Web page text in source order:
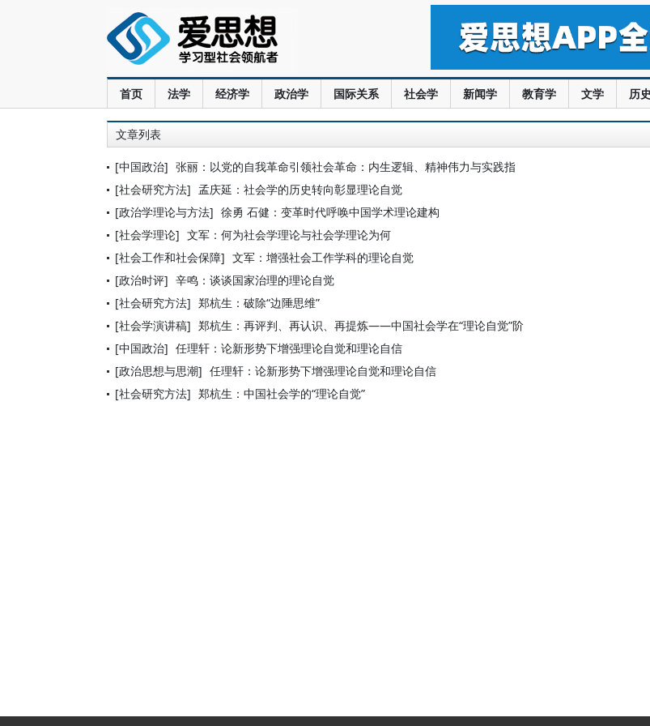
首页 法学 经济学 政治学 国际关系 社会学 新闻学 教育学 文学 历
文章列表
[中国政治] 张丽：以党的自我革命引领社会革命：内生逻辑、精神伟力与实践指
[社会研究方法] 孟庆延：社会学的历史转向彰显理论自觉
[政治学理论与方法] 徐勇 石健：变革时代呼唤中国学术理论建构
[社会学理论] 文军：何为社会学理论与社会学理论为何
[社会工作和社会保障] 文军：增强社会工作学科的理论自觉
[政治时评] 辛鸣：谈谈国家治理的理论自觉
[社会研究方法] 郑杭生：破除“边陲思维”
[社会学演讲稿] 郑杭生：再评判、再认识、再提炼——中国社会学在“理论自觉”阶
[中国政治] 任理轩：论新形势下增强理论自觉和理论自信
[政治思想与思潮] 任理轩：论新形势下增强理论自觉和理论自信
[社会研究方法] 郑杭生：中国社会学的“理论自觉”